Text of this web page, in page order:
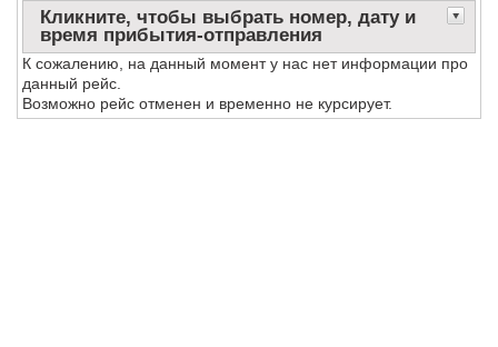
Кликните, чтобы выбрать номер, дату и
время прибытия-отправления
К сожалению, на данный момент у нас нет информации про
данный рейс.
Возможно рейс отменен и временно не курсирует.